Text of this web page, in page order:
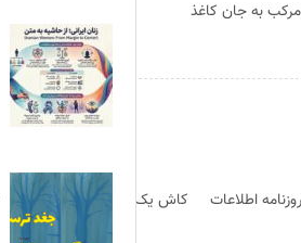
به جان کاغذ
روزنامه اطلاعات کاش یک